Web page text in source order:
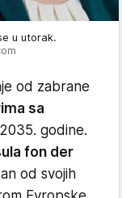
u utorak.
od zabrane
sa
godine.
fon der
od svojih